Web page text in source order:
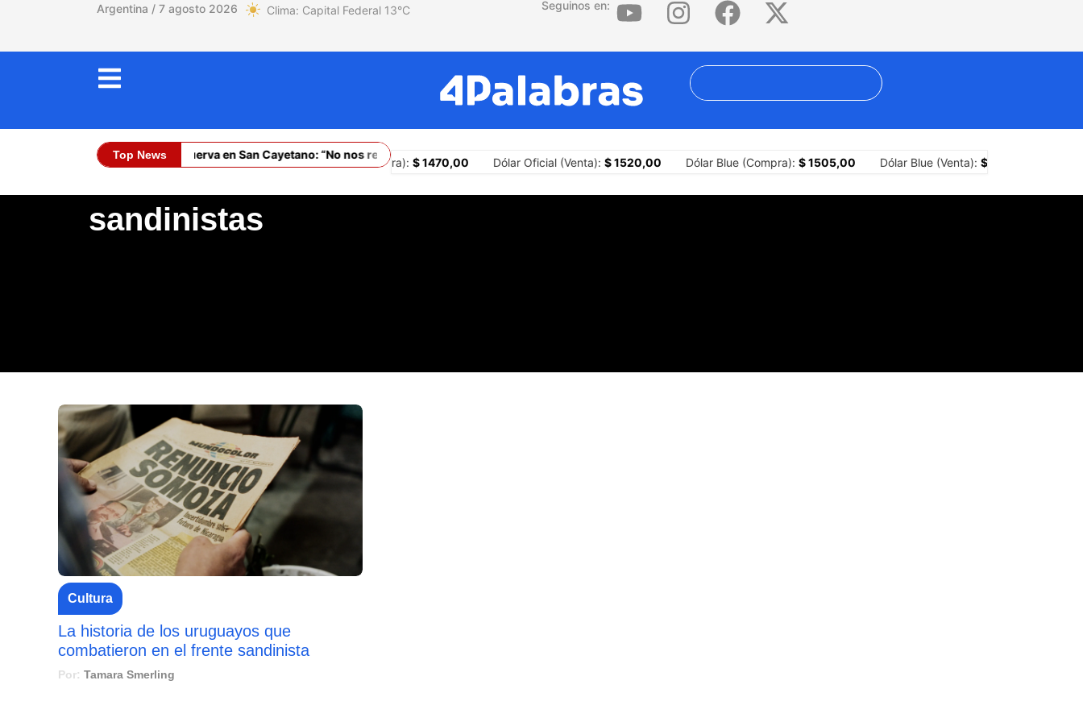
Argentina / 7 agosto 2026 13°C Seguinos en:
Top News
García Cuerva en San Cayetano: “No nos resignemos y sigamos apostando por justicia social y salarios dignos” El gobierno perdió también la reforma de la ley de fuego:
Dólar Oficial (Compra):$ 1470,00 Dólar Oficial (Venta):$ 1520,00 Dólar Blue (Compra):$ 1505,00 Dólar Blue (Venta):$ 1525,00
sandinistas
Cultura
La historia de los uruguayos que
combatieron en el frente sandinista
Por: Tamara Smerling